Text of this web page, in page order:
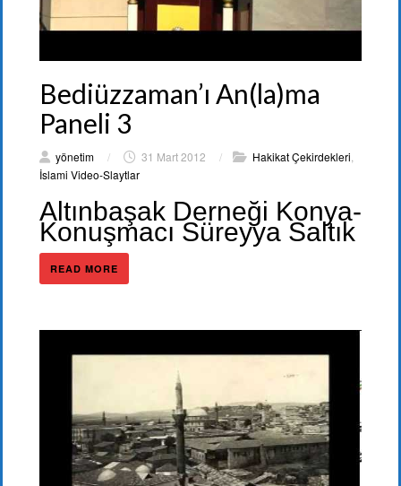
Bediüzzaman’ı An(la)ma
Paneli 3
yönetim / 31 Mart 2012 / Hakikat Çekirdekleri
İslami Video-Slaytlar
Altınbaşak Derneği Konya-
Konuşmacı Süreyya Saltık
READ MORE